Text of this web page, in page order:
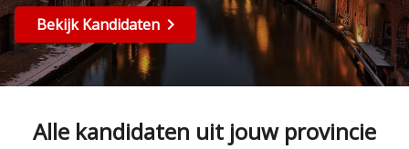
Bekijk Kandidaten
Alle kandidaten uit jouw provincie